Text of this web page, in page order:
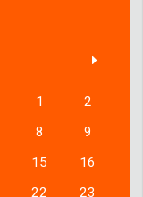
1
2
8
9
15
16
22
23